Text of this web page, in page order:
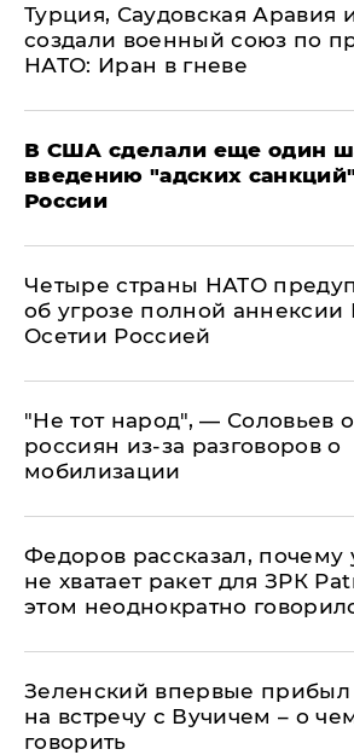
Турция, Саудовская Аравия
создали военный союз по
НАТО: Иран в гневе
В США сделали еще один
введению "адских
России
Четыре страны НАТО
об угрозе полной
Осетии Россией
​"Не тот народ", — Соловьев
россиян из-за разговоров о
мобилизации
Федоров рассказал, почему
не хватает ракет для ЗРК
этом неоднократно
Зеленский впервые
на встречу с Вучичем – о
говорить